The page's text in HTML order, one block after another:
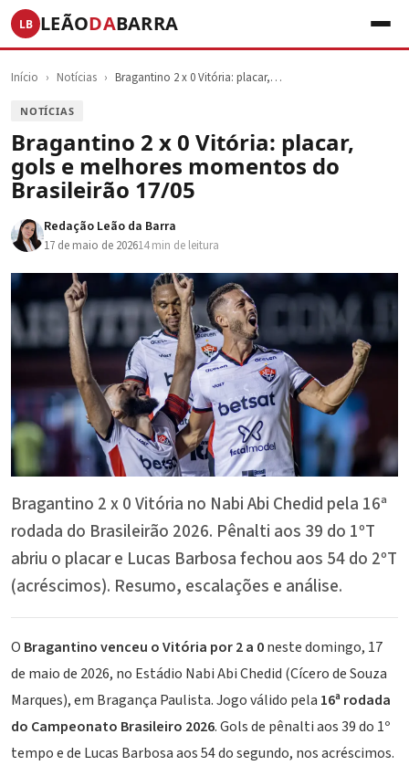
LB LEÃODABARRA
Início › Notícias › Bragantino 2 x 0 Vitória: placar,…
NOTÍCIAS
Bragantino 2 x 0 Vitória: placar,
gols e melhores momentos do
Brasileirão 17/05
Redação Leão da Barra
17 de maio de 202614 min de leitura
Bragantino 2 x 0 Vitória no Nabi Abi Chedid pela 16ª
rodada do Brasileirão 2026. Pênalti aos 39 do 1ºT
abriu o placar e Lucas Barbosa fechou aos 54 do 2ºT
(acréscimos). Resumo, escalações e análise.
O Bragantino venceu o Vitória por 2 a 0neste domingo, 17
de maio de 2026, no Estádio Nabi Abi Chedid (Cícero de Souza
Marques), em Bragança Paulista. Jogo válido pela 16ª rodada
do Campeonato Brasileiro 2026. Gols de pênalti aos 39 do 1º
tempo e de Lucas Barbosa aos 54 do segundo, nos acréscimos.